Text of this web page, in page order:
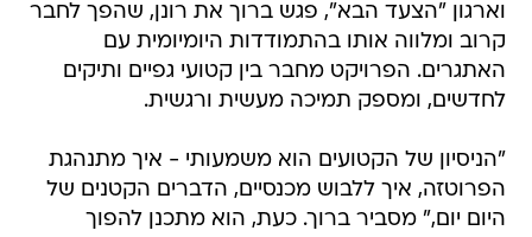
וארגון "הצעד הבא", פגש ברוך את רונן, שהפך לחבר
קרוב ומלווה אותו בהתמודדות היומיומית עם
האתגרים. הפרויקט מחבר בין קטועי גפיים ותיקים
לחדשים, ומספק תמיכה מעשית ורגשית.
"הניסיון של הקטועים הוא משמעותי - איך מתנהגת
הפרוטזה, איך ללבוש מכנסיים, הדברים הקטנים של
היום יום," מסביר ברוך. כעת, הוא מתכנן להפוך